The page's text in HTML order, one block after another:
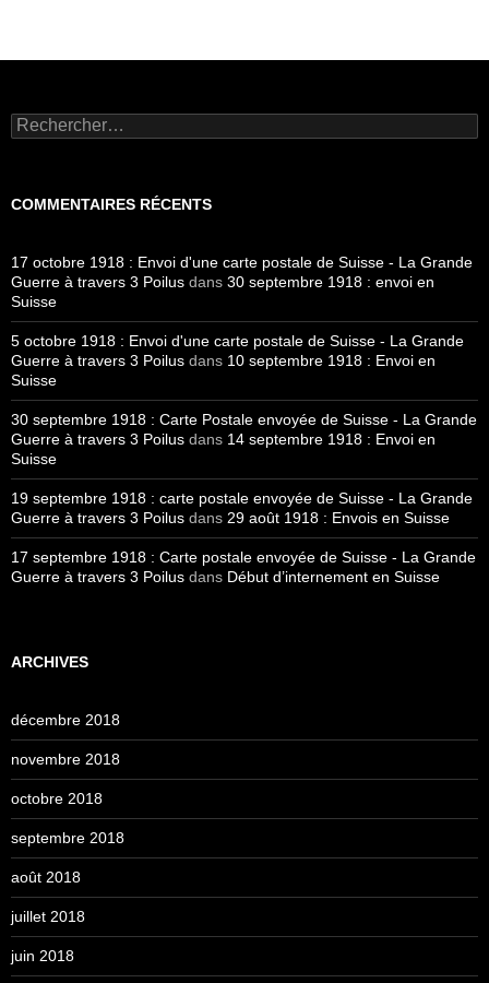
Rechercher :
COMMENTAIRES RÉCENTS
17 octobre 1918 : Envoi d'une carte postale de Suisse - La Grande
Guerre à travers 3 Poilus dans 30 septembre 1918 : envoi en
Suisse
5 octobre 1918 : Envoi d'une carte postale de Suisse - La Grande
Guerre à travers 3 Poilus dans 10 septembre 1918 : Envoi en
Suisse
30 septembre 1918 : Carte Postale envoyée de Suisse - La Grande
Guerre à travers 3 Poilus dans 14 septembre 1918 : Envoi en
Suisse
19 septembre 1918 : carte postale envoyée de Suisse - La Grande
Guerre à travers 3 Poilus dans 29 août 1918 : Envois en Suisse
17 septembre 1918 : Carte postale envoyée de Suisse - La Grande
Guerre à travers 3 Poilus dans Début d’internement en Suisse
ARCHIVES
décembre 2018
novembre 2018
octobre 2018
septembre 2018
août 2018
juillet 2018
juin 2018